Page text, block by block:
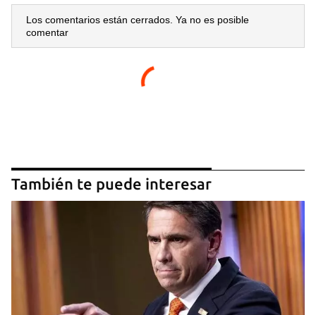
Los comentarios están cerrados. Ya no es posible
comentar
También te puede interesar